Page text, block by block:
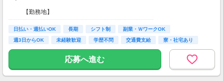
・全員に一律で支払われる通勤・皆勤・家族手
・その他手当 一律入社祝金4,000円を含む
※入社5日目以降は入社祝金の支給がなくな
ります。
・資格者及び能力により別途手当が 発生する場
合があります。
【勤務地】
福岡市中央区を中心に勤務地多数あり
・直行直帰OK
・車、バイク通勤OK
日払い・週払いOK 長期 シフト制
副業・ＷワークOK
週3日からOK
未経験歓迎 学歴不問 交通費支給 寮・社宅あり
応募へ進む